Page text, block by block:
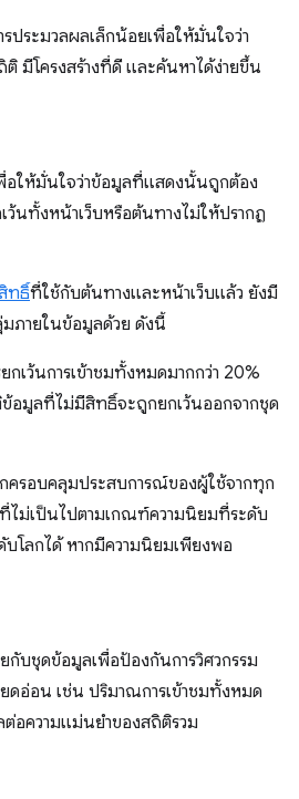
ประมวลผลเล็กน้อยเพื่อให้มั่นใจว่า
มีโครงสร้างที่ดี และค้นหาได้ง่ายขึ้น
อให้มั่นใจว่าข้อมูลที่แสดงนั้นถูกต้อง
ว้นทั้งหน้าเว็บหรือต้นทางไม่ให้ปรากฏ
ทธิ์ที่ใช้กับต้นทางและหน้าเว็บแล้ว ยังมี
มภายในข้อมูลด้วย ดังนี้
เว้นการเข้าชมทั้งหมดมากกว่า 20%
อมูลที่ไม่มีสิทธิ์จะถูกยกเว้นออกจากชุด
ครอบคลุมประสบการณ์ของผู้ใช้จากทุก
ไม่เป็นไปตามเกณฑ์ความนิยมที่ระดับ
บโลกได้ หากมีความนิยมเพียงพอ
กับชุดข้อมูลเพื่อป้องกันการวิศวกรรม
อ่อน เช่น ปริมาณการเข้าชมทั้งหมด
ต่อความแม่นยำของสถิติรวม